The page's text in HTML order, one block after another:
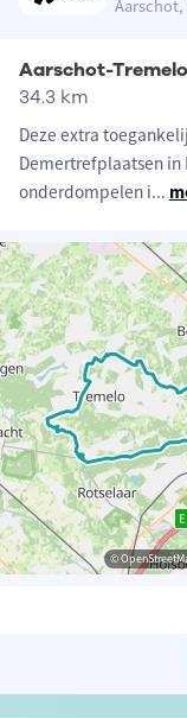
Aarschot,
Aarschot-
34.3 km
Deze extra
Demertrefplaatsen in
onderdompelen i...
©